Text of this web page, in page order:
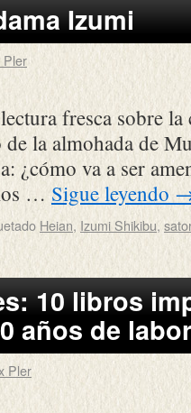
Izumi
Pler
fresca sobre
la almohada de
¿cómo va a ser
… Sigue leyendo
Heian, Izumi Shikibu,
10 libros
años de
Pler